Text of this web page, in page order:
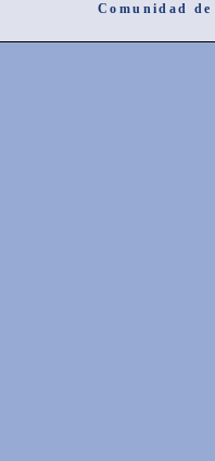
Comunidad